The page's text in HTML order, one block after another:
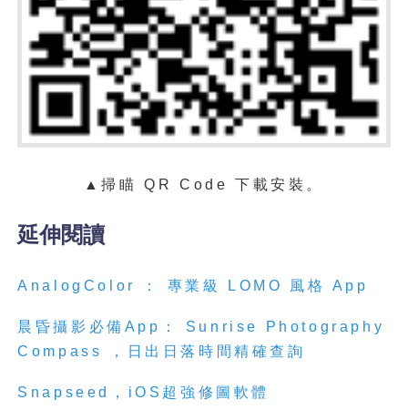
▲掃瞄 QR Code 下載安裝。
延伸閱讀
AnalogColor ： 專業級 LOMO 風格 App
晨昏攝影必備 App ：
Sunrise Photography
Compass
，日出日落時間精確查詢
Snapseed ， iOS 超強修圖軟體